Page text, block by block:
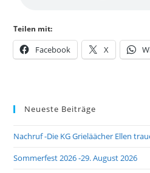
Teilen mit:
Facebook X
Neueste Beiträge
Nachruf -Die KG Grieläächer Ellen
Sommerfest 2026 -29. August 2026